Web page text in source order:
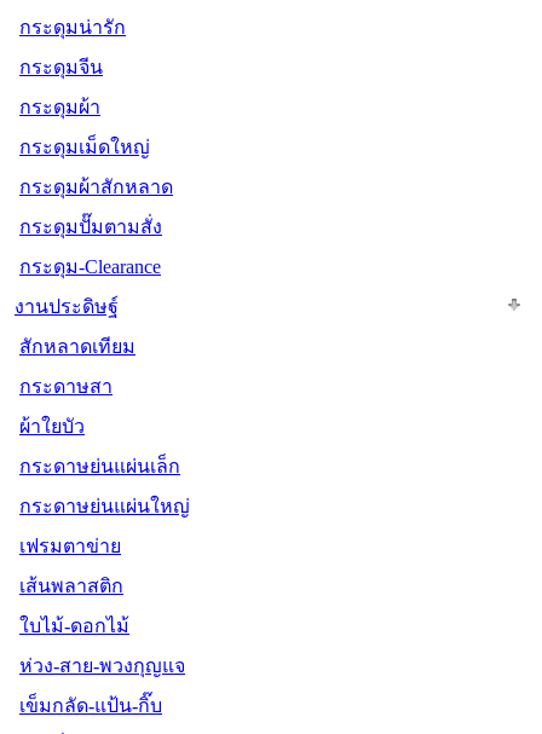
กระดุมน่ารัก
กระดุมจีน
กระดุมผ้า
กระดุมเม็ดใหญ่
กระดุมผ้าสักหลาด
กระดุมปั๊มตามสั่ง
กระดุม-Clearance
งานประดิษฐ์
สักหลาดเทียม
กระดาษสา
ผ้าใยบัว
กระดาษย่นแผ่นเล็ก
กระดาษย่นแผ่นใหญ่
เฟรมตาข่าย
เส้นพลาสติก
ใบไม้-ดอกไม้
ห่วง-สาย-พวงกุญแจ
เข็มกลัด-แป้น-กิ๊บ